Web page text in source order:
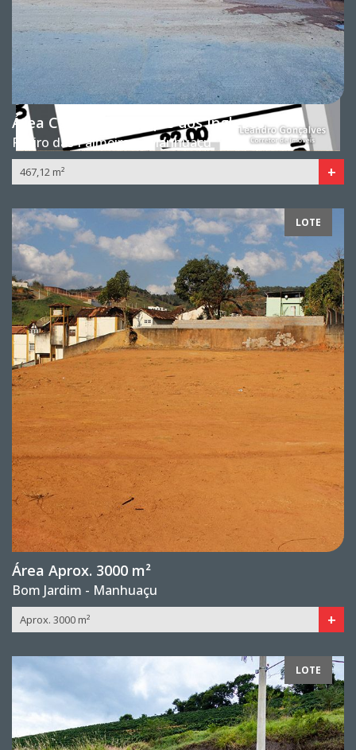
Área Comercial Bosque dos Ingleses
Retiro das Palmeiras - Manhuaçu
467,12 m² +
Área Aprox. 3000 m²
Bom Jardim - Manhuaçu
Aprox. 3000 m² +
LOTE
LOTE